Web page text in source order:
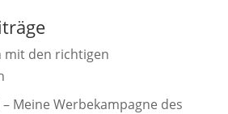
mit den richtigen
Meine Werbekampagne des